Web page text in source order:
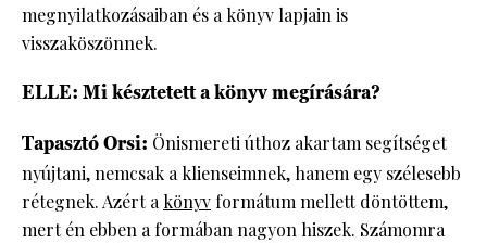
megnyilatkozásaiban és a könyv lapjain is
visszaköszönnek.
ELLE: Mi késztetett a könyv megírására?
Tapasztó Orsi: Önismereti úthoz akartam segítséget
nyújtani, nemcsak a klienseimnek, hanem egy szélesebb
rétegnek. Azért akönyv formátum mellett döntöttem,
mert én ebben a formában nagyon hiszek. Számomra